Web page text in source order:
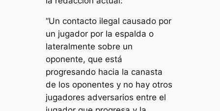
“Un contacto ilegal causado por
un jugador por la espalda o
lateralmente sobre un
oponente, que está
progresando hacia la canasta
de los oponentes y no hay otros
jugadores adversarios entre el